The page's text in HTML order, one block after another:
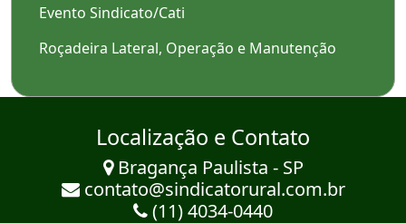
Evento Sindicato/Cati
Roçadeira Lateral, Operação e Manutenção
Localização e Contato
Bragança Paulista - SP
contato@sindicatorural.com.br
(11) 4034-0440